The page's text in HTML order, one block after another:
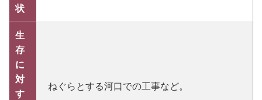
状
生
存
に
対
す
ねぐらとする河口での工事など。